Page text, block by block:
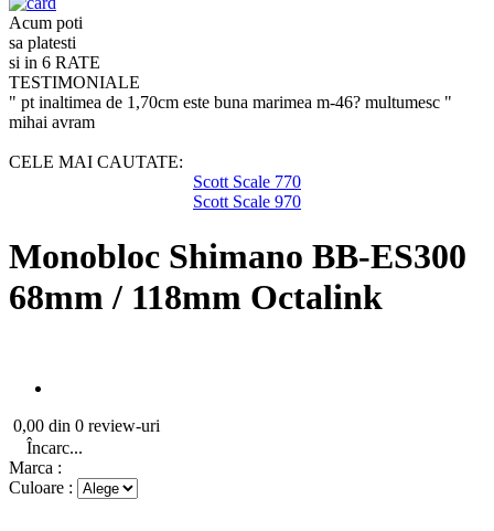
Acum poti
sa platesti
si in 6 RATE
TESTIMONIALE
" pt inaltimea de 1,70cm este buna marimea m-46? multumesc "
mihai avram
CELE MAI CAUTATE:
Scott Scale 770
Scott Scale 970
Monobloc Shimano BB-ES300
68mm / 118mm Octalink
0,00 din 0 review-uri
Încarc...
Marca :
Culoare :